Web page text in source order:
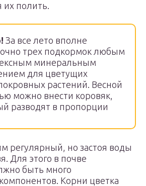
их полить.
За все лето вполне
трех подкормок любым
минеральным
для цветущих
растений. Весной
можно внести коровяк,
разводят в пропорции
регулярный, но застоя воды
Для этого в почве
быть много
Корни цветка